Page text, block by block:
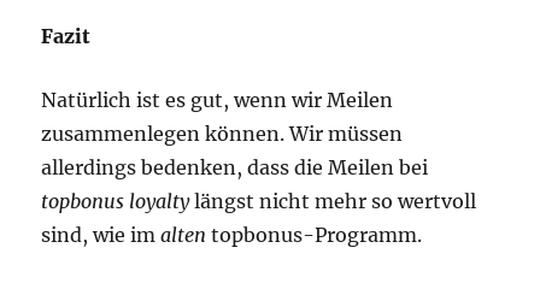
Fazit
Natürlich ist es gut, wenn wir Meilen
zusammenlegen können. Wir müssen
allerdings bedenken, dass die Meilen bei
topbonus loyaltylängst nicht mehr so wertvoll
sind, wie imalten topbonus-Programm.